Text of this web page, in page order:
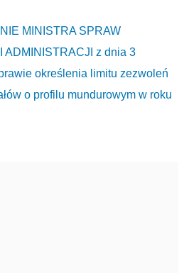
MINISTRA SPRAW
ADMINISTRACJI z dnia 3
określenia limitu zezwoleń
o profilu mundurowym w roku